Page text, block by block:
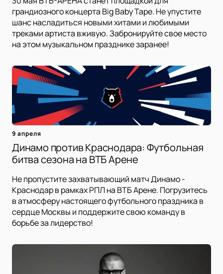
грандиозного концерта Big Baby Tape. Не упустите
шанс насладиться новыми хитами и любимыми
треками артиста вживую. Забронируйте свое место
на этом музыкальном празднике заранее!
9 апреля
Динамо против Краснодара: Футбольная
битва сезона на ВТБ Арене
Не пропустите захватывающий матч Динамо -
Краснодар в рамках РПЛ на ВТБ Арене. Погрузитесь
в атмосферу настоящего футбольного праздника в
сердце Москвы и поддержите свою команду в
борьбе за лидерство!